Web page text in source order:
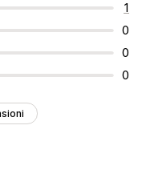
1
0
0
0